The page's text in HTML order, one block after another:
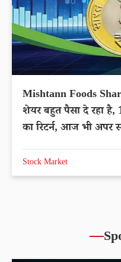
Mishtann Foods
शेयर बहुत पैसा दे रहा
का रिटर्न, आज भी अपर
Stock Market